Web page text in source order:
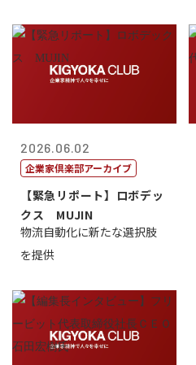
2026.06.02
企業家倶楽部アーカイブ
【緊急リポート】ロボデッ
クス MUJIN
物流自動化に新たな選択肢
を提供